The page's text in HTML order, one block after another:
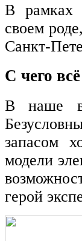
В рамках
своем
Санкт-
С чего
В наше
запасом
модели
герой